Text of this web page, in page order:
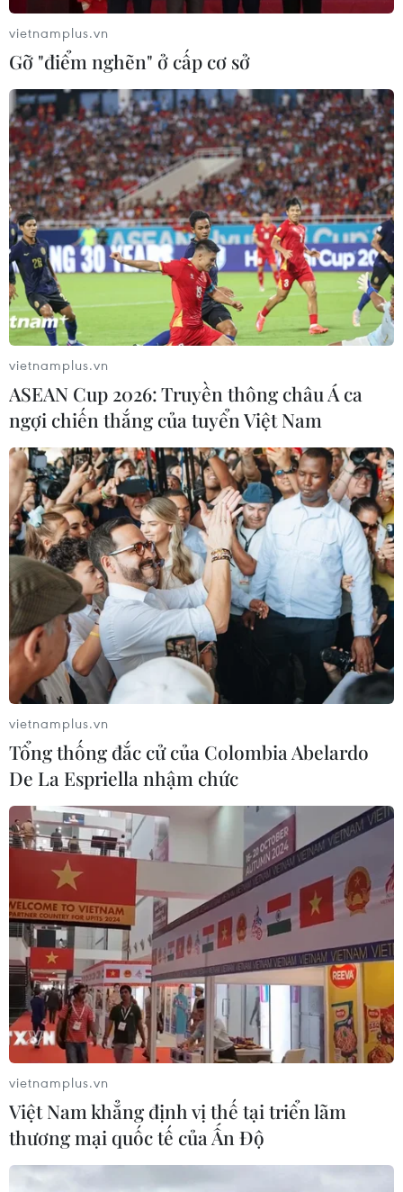
Biểu diễn khí công trong hội thi. (Ảnh: Tuấn Anh/TTXVN)
Biểu diễn khí công trong hội thi. (Ảnh: Tuấn Anh/TTXVN)
Biểu diễn khí công trong hội thi. (Ảnh: Tuấn Anh/TTXVN)
vietnamplus.vn
Gỡ "điểm nghẽn" ở cấp cơ sở
vietnamplus.vn
ASEAN Cup 2026: Truyền thông châu Á ca
ngợi chiến thắng của tuyển Việt Nam
vietnamplus.vn
Tổng thống đắc cử của Colombia Abelardo
De La Espriella nhậm chức
vietnamplus.vn
Việt Nam khẳng định vị thế tại triển lãm
thương mại quốc tế của Ấn Độ